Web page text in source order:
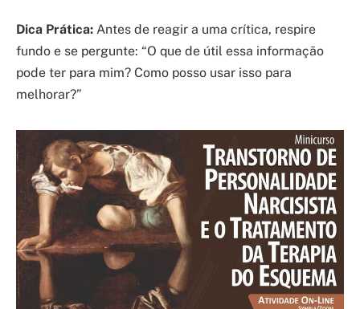
Dica Prática: Antes de reagir a uma crítica, respire
fundo e se pergunte: “O que de útil essa informação
pode ter para mim? Como posso usar isso para
melhorar?”